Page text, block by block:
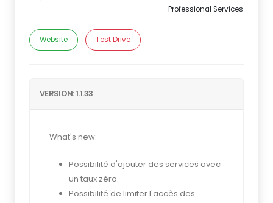
Professional Services
Website Test Drive
VERSION: 1.1.33
What's new:
Possibilité d'ajouter des services avec
un taux zéro.
Possibilité de limiter l'accès des